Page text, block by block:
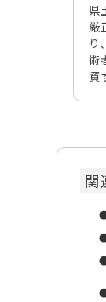
県
厳
り
術
資
関